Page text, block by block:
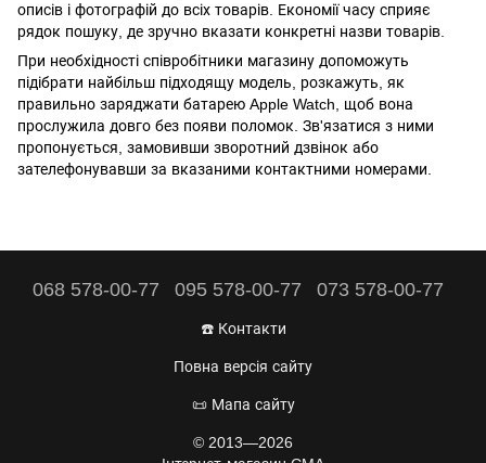
описів і фотографій до всіх товарів. Економії часу сприяє
рядок пошуку, де зручно вказати конкретні назви товарів.
При необхідності співробітники магазину допоможуть
підібрати найбільш підходящу модель, розкажуть, як
правильно заряджати батарею Apple Watch, щоб вона
прослужила довго без появи поломок. Зв'язатися з ними
пропонується, замовивши зворотний дзвінок або
зателефонувавши за вказаними контактними номерами.
068 578-00-77 095 578-00-77 073 578-00-77
☎️ Контакти
Повна версія сайту
📜 Мапа сайту
© 2013—2026